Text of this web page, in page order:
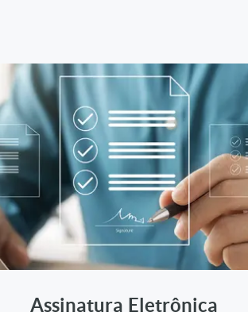
Assinatura Eletrônica